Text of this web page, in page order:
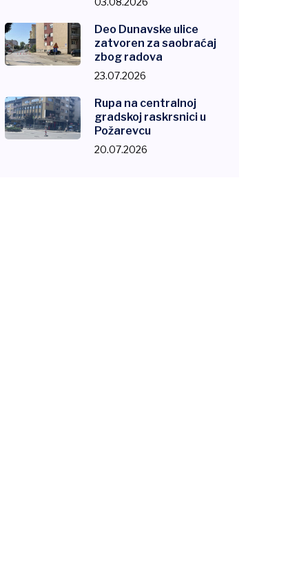
Deo Dunavske ulice
zatvoren za saobraćaj
zbog radova
23.07.2026
Rupa na centralnoj
gradskoj raskrsnici u
Požarevcu
20.07.2026